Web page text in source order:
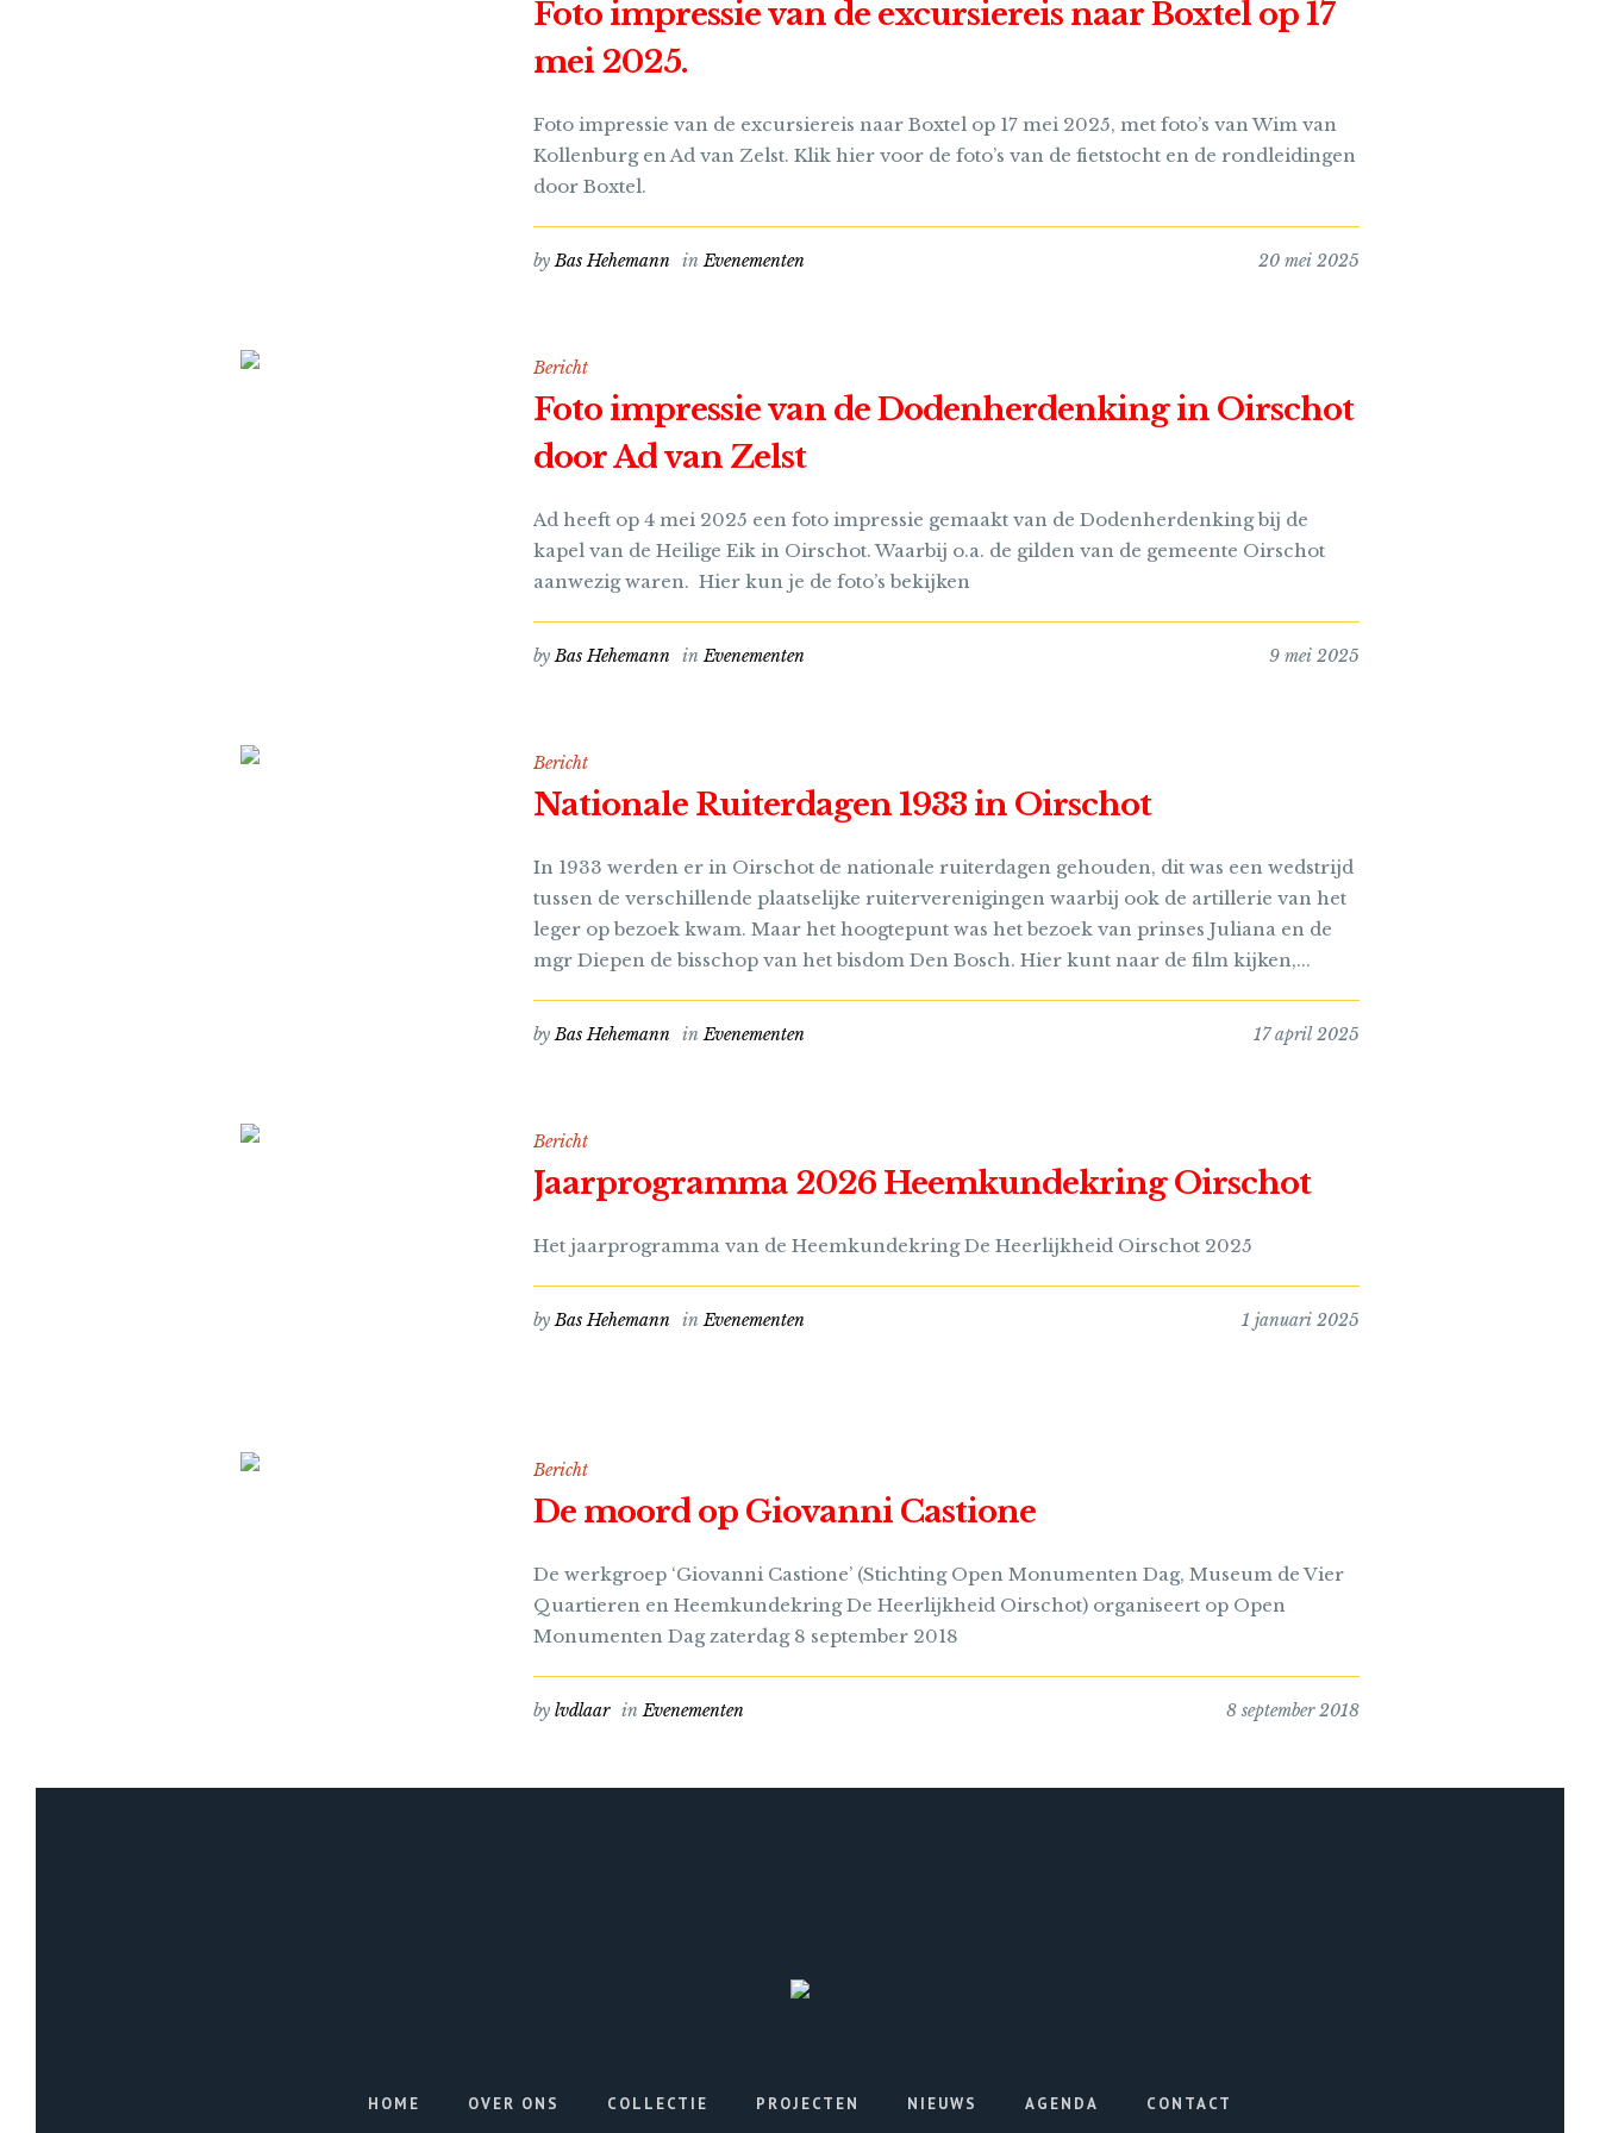
Foto impressie van de excursiereis naar Boxtel op 17
mei 2025.
Foto impressie van de excursiereis naar Boxtel op 17 mei 2025, met foto’s van Wim van
Kollenburg en Ad van Zelst. Klik hier voor de foto’s van de fietstocht en de rondleidingen
door Boxtel.
20 mei 2025
byBas Hehemann inEvenementen
Bericht
Foto impressie van de Dodenherdenking in Oirschot
door Ad van Zelst
Ad heeft op 4 mei 2025 een foto impressie gemaakt van de Dodenherdenking bij de
kapel van de Heilige Eik in Oirschot. Waarbij o.a. de gilden van de gemeente Oirschot
aanwezig waren. Hier kun je de foto’s bekijken
9 mei 2025
byBas Hehemann inEvenementen
Bericht
Nationale Ruiterdagen 1933 in Oirschot
In 1933 werden er in Oirschot de nationale ruiterdagen gehouden, dit was een wedstrijd
tussen de verschillende plaatselijke ruiterverenigingen waarbij ook de artillerie van het
leger op bezoek kwam. Maar het hoogtepunt was het bezoek van prinses Juliana en de
mgr Diepen de bisschop van het bisdom Den Bosch. Hier kunt naar de film kijken,...
17 april 2025
byBas Hehemann inEvenementen
Bericht
Jaarprogramma 2026 Heemkundekring Oirschot
Het jaarprogramma van de Heemkundekring De Heerlijkheid Oirschot 2025
1 januari 2025
byBas Hehemann inEvenementen
Bericht
De moord op Giovanni Castione
De werkgroep ‘Giovanni Castione’ (Stichting Open Monumenten Dag, Museum de Vier
Quartieren en Heemkundekring De Heerlijkheid Oirschot) organiseert op Open
Monumenten Dag zaterdag 8 september 2018
8 september 2018
bylvdlaar inEvenementen
HOME OVER ONS COLLECTIE PROJECTEN NIEUWS AGENDA CONTACT